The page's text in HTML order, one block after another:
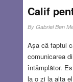
Calif
By Gabriel Ben
Așa că faptul
comunicarea
întâmplător.
la o zi la alta